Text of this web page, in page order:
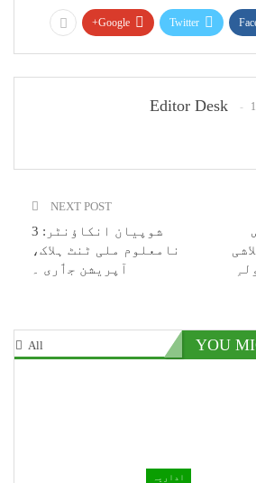
Twitter
Google+
Editor Desk
NEXT POST
شوپیان انکاؤنٹر: 3
نامعلوم ملی ٹنٹ ہلاک،
آپریشن جٲری ۔
All YOU
اداریہ